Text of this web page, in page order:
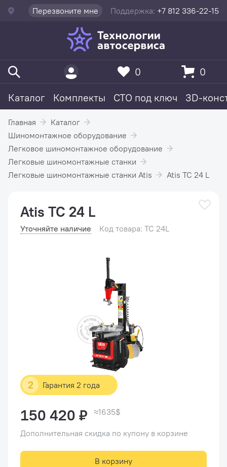
Перезвоните мне Поддержка: +7 812 336-22-15
Каталог Комплекты СТО под ключ 3D-
0 0
Главная
Каталог
Шиномонтажное оборудование
Легковое шиномонтажное оборудование
Легковые шиномонтажные станки
Легковые шиномонтажные станки Atis
Atis TC 24 L
2 Гарантия 2 года
Atis TC 24 L
Уточняйте наличие Код товара: TC 24L
150 420 ₽ ≈1635$
Дополнительная скидка по купону в корзине
В корзину